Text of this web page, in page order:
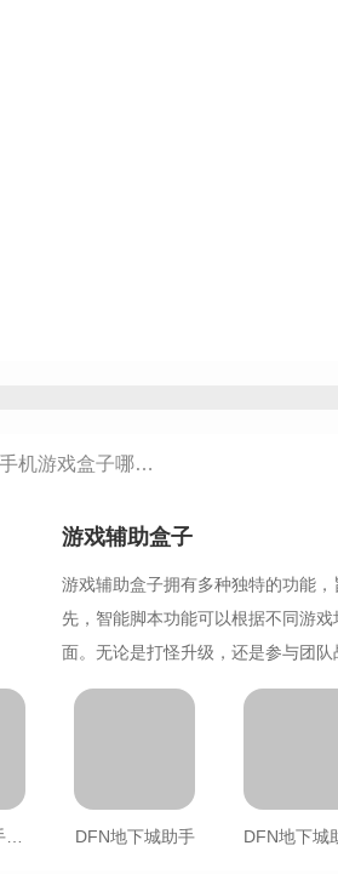
手机游戏盒子哪个好
游戏辅助盒子
游戏辅助盒子拥有多种独特的功能
先，智能脚本功能可以根据不同游
面。无论是打怪升级，还是参与团
中如鱼得水。其次，实时数据分析
DFN地下城助手